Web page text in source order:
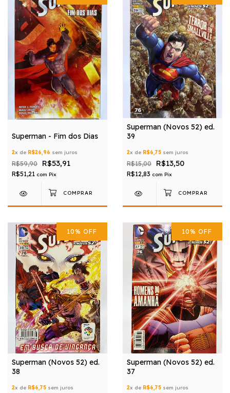
Superman - Fim dos Dias
2x de R$26,96 sem juros
R$59,90 R$53,91
R$51,21 com Pix
Superman (Novos 52) ed.
39
2x de R$6,75 sem juros
R$15,00 R$13,50
R$12,83 com Pix
10% OFF
Superman (Novos 52) ed.
38
2x de R$6,75 sem juros
10% OFF
Superman (Novos 52) ed.
37
2x de R$6,75 sem juros